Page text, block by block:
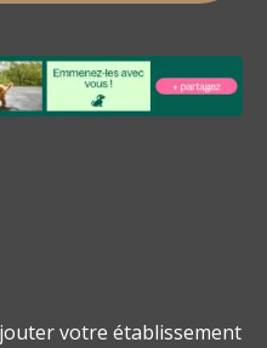
votre établissement